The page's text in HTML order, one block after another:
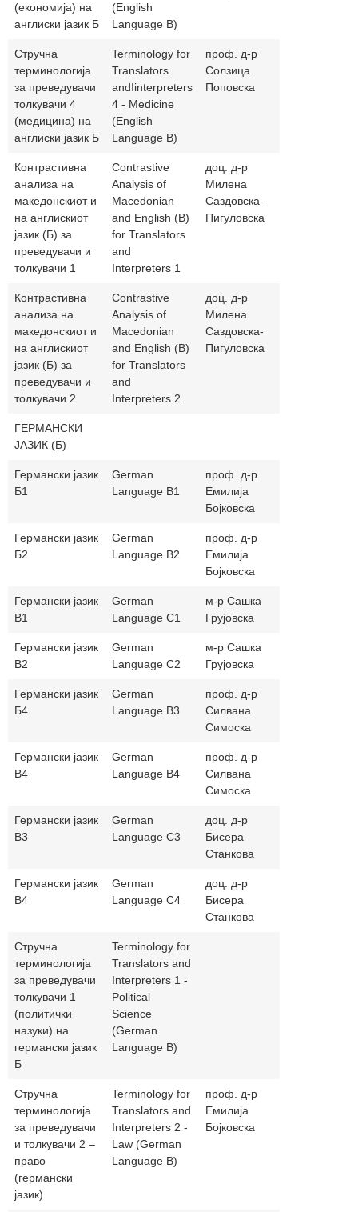
(економија) на
англиски јазик Б
(English
Language B)
Стручна
терминологија
за преведувачи
толкувачи 4
(медицина) на
англиски јазик Б
Terminology for
Translators
andIinterpreters
4 - Medicine
(English
Language B)
проф. д-р
Солзица
Поповска
Контрастивна
анализа на
македонскиот и
на англискиот
јазик (Б) за
преведувачи и
толкувачи 1
Contrastive
Analysis оf
Macedonian
and English (B)
for Translators
and
Interpreters 1
доц. д-р
Милена
Саздовска-
Пигуловска
Контрастивна
анализа на
македонскиот и
на англискиот
јазик (Б) за
преведувачи и
толкувачи 2
Contrastive
Analysis оf
Macedonian
and English (B)
for Translators
and
Interpreters 2
доц. д-р
Милена
Саздовска-
Пигуловска
ГЕРМАНСКИ
ЈАЗИК (Б)
Германски јазик
Б1
German
Language B1
проф. д-р
Емилија
Бојковска
Германски јазик
Б2
German
Language B2
проф. д-р
Емилија
Бојковска
Германски јазик
В1
German
Language C1
м-р Сашка
Грујовска
Германски јазик
В2
German
Language C2
м-р Сашка
Грујовска
Германски јазик
Б4
German
Language B3
проф. д-р
Силвана
Симоска
Германски јазик
В4
German
Language B4
проф. д-р
Силвана
Симоска
Германски јазик
В3
German
Language C3
доц. д-р
Бисера
Станкова
Германски јазик
В4
German
Language C4
доц. д-р
Бисера
Станкова
Стручна
терминологија
за преведувачи
толкувачи 1
(политички
назуки) на
германски јазик
Б
Terminology for
Translators and
Interpreters 1 -
Political
Science
(German
Language B)
Стручна
терминологија
за преведувачи
и толкувачи 2 –
право
(германски
јазик)
Terminology for
Translators and
Interpreters 2 -
Law (German
Language B)
проф. д-р
Емилија
Бојковска